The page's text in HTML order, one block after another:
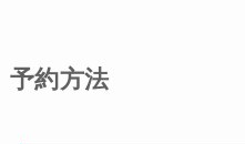
予約方法